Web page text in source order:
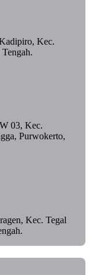
Kec.
03, Kec.
Purwokerto,
Kec. Tegal